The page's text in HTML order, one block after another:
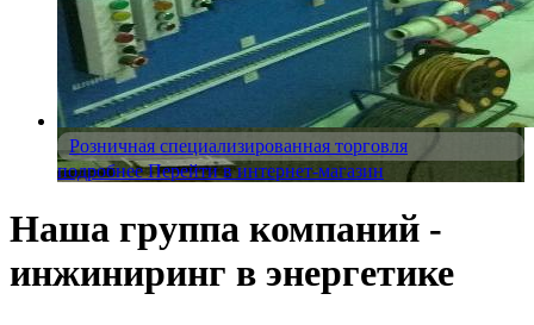
Розничная специализированная торговля
подробнееПерейти в интернет-магазин
Наша группа компаний -
инжиниринг в энергетике